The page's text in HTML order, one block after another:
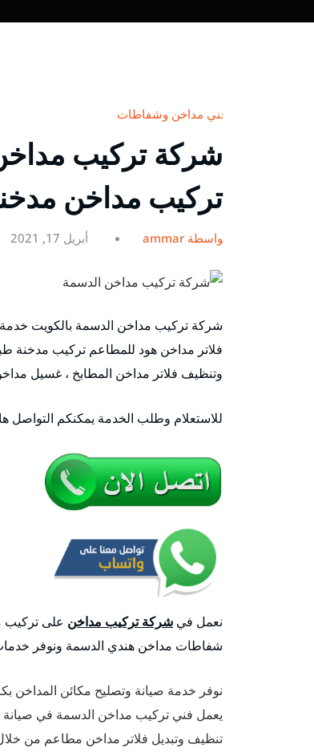
فني مداخن وشفاطات
تركيب مداخن
بواسطة ammar أبريل 17, 2021
شركة تركيب مداخن الدسمة بالكويت
فلاتر مداخن هود للمطاعم تركيب مدخنة
وتنظيف فلاتر مداخن المطابخ ، غسيل
للاستعلام وطلب الخدمة يمكنكم التواصل
نعمل في شركة تركيب مداخن على تركيب
شفاطات مداخن هندي الدسمة ونوفر
نوفر خدمة صيانة وتصليح مكائن المداخن
يعمل فني تركيب مداخن الدسمة في
تنظيف وتبديل فلاتر مداخن مطاعم من